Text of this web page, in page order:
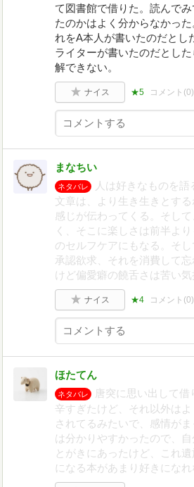
て図書館で借りた。読んで
たのかはよく分からなかっ
れをA本人が書いたのだとし
ライターが書いたのだとし
解できない。
ナイス ★5 コメント(0)
まなちい
ネタバレ
人は好きなものを
文章は、より生き生きとす
感じが伝わってくる。そし
く、そこに楽しさは前半よ
のセルフケアにもなる。そ
承認欲求、それを消費して
けど偏愛癖の饒舌さは苦い気
ナイス ★4 コメント(0)
ほたてん
ネタバレ
唐突に思い出して
辛すぎたけど、それ以外は
されてるみたいで、感情が
は分かりやすかったので、
とがきにあったけど、これ
になる本があまり好きにな